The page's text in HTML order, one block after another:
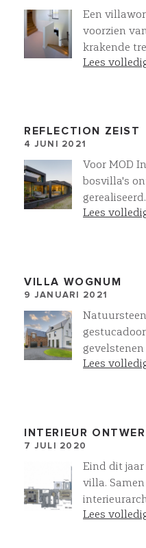
Een
voorzien
krakende
bloktrede
een prachtig
Villawork!
Lees
REFLECTION ZEIST
4 JUNI 2021
Voor MOD
bosvilla's
metselwerk
Lees
VILLA WOGNUM
9 JANUARI 2021
Een fraaie
Lees
INTERIEUR
7 JULI 2020
Eind dit
villa.
Lees